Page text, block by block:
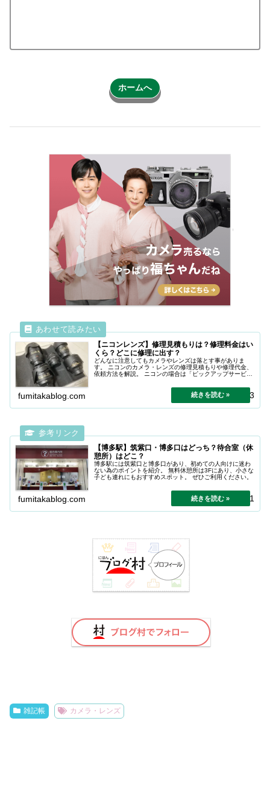
ホームへ
【ニコンレンズ】修理見積もりは？修理料金はい
くら？どこに修理に出す？
どんなに注意してもカメラやレンズは落とす事がありま
す。 ニコンのカメラ・レンズの修理見積もりや修理代金、
依頼方法を解説。 ニコンの場合は「ピックアップサービ
fumitakablog.com 2025.06.13
【博多駅】筑紫口・博多口はどっち？待合室（休
憩所）はどこ？
博多駅には筑紫口と博多口があり、初めての人向けに迷わ
ない為のポイントを紹介。 無料休憩所は3Fにあり、小さな
子ども連れにもおすすめスポット。 ぜひご利用ください。
fumitakablog.com 2025.10.31
雑記帳 カメラ・レンズ